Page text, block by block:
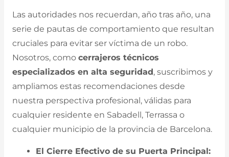
Las autoridades nos recuerdan, año tras año, una
serie de pautas de comportamiento que resultan
cruciales para evitar ser víctima de un robo.
Nosotros, como cerrajeros técnicos
especializados en alta seguridad, suscribimos y
ampliamos estas recomendaciones desde
nuestra perspectiva profesional, válidas para
cualquier residente en Sabadell, Terrassa o
cualquier municipio de la provincia de Barcelona.
El Cierre Efectivo de su Puerta Principal: